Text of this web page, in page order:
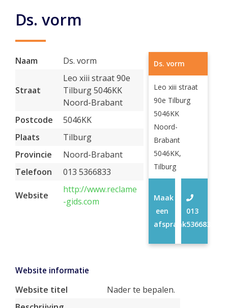
Ds. vorm
Naam Ds. vorm
Straat
Leo xiii straat 90e
Tilburg 5046KK
Noord-Brabant
Postcode
5046KK
Plaats
Tilburg
Provincie
Noord-Brabant
Telefoon
013 5366833
Website
http://www.reclame
-gids.com
Ds. vorm
Leo xiii straat
90e Tilburg
5046KK
Noord-
Brabant
5046KK,
Tilburg
013
5366833
Maak
een
afspraak
Website informatie
Website titel
Nader te bepalen.